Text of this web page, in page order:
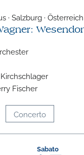
· Salzburg · Österreich
Fischer
Concerto
Sabato